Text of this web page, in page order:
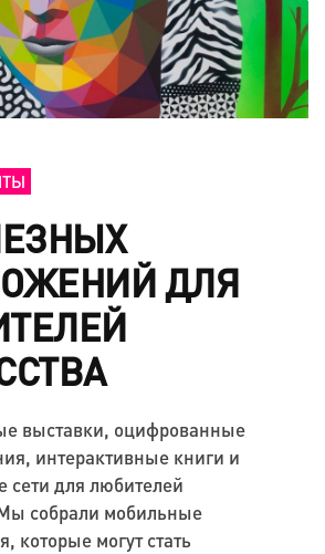
ДЛЯ
выставки, оцифрованные
интерактивные книги и
сети для любителей
собрали мобильные
которые могут стать